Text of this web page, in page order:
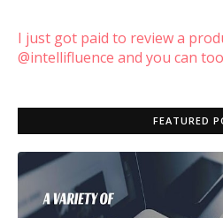
I just got paid to review a
@intellifluence and you can
FEATURED